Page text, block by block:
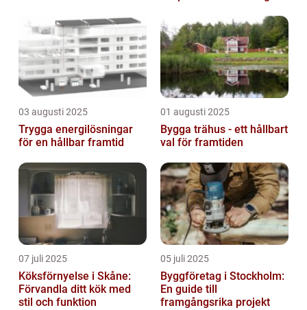
03 augusti 2025
Trygga energilösningar
för en hållbar framtid
01 augusti 2025
Bygga trähus - ett hållbart
val för framtiden
07 juli 2025
Köksförnyelse i Skåne:
Förvandla ditt kök med
stil och funktion
05 juli 2025
Byggföretag i Stockholm:
En guide till
framgångsrika projekt